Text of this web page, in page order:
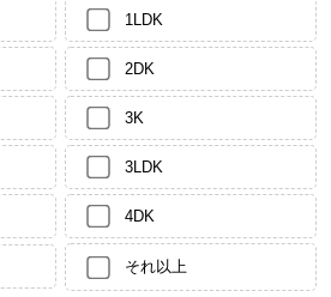
1LDK
2DK
3K
3LDK
4DK
それ以上